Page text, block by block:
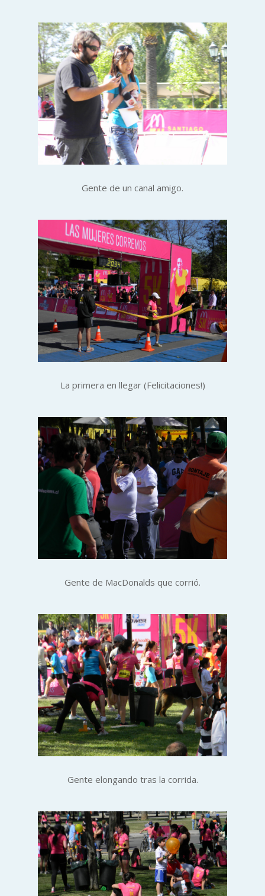
Gente de un canal amigo.
La primera en llegar (Felicitaciones!)
Gente de MacDonalds que corrió.
Gente elongando tras la corrida.